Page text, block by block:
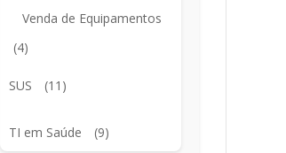
Venda de Equipamentos
(4)
SUS (11)
TI em Saúde (9)